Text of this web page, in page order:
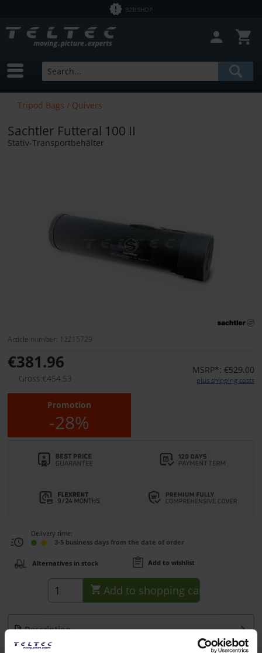
B2B SHOP
Tripod Bags / Quivers
Sachtler Futteral 100 II
Stativ-Transportbehälter
Article number: 12215729
€381.96
Gross:€454.53
MSRP*: €529.00
plus shipping costs
Promotion
-28%
Delivery time:
3-5 business days from the date of order
Alternatives in stock Add to wishlist
Add to shopping cart
Description
Gewicht: 4,24 kg Empfohlen für Fluidkopf, Stativ bzw.